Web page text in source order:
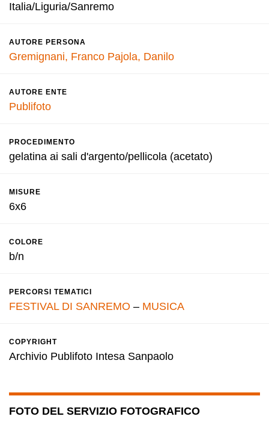
Italia/Liguria/Sanremo
AUTORE PERSONA
Gremignani, Franco Pajola, Danilo
AUTORE ENTE
Publifoto
PROCEDIMENTO
gelatina ai sali d'argento/pellicola (acetato)
MISURE
6x6
COLORE
b/n
PERCORSI TEMATICI
FESTIVAL DI SANREMO – MUSICA
COPYRIGHT
Archivio Publifoto Intesa Sanpaolo
FOTO DEL SERVIZIO FOTOGRAFICO